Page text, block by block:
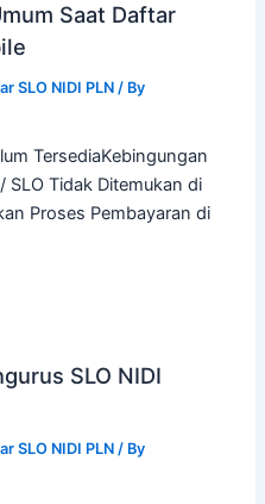
Saat Daftar
SLO NIDI PLN/ By
TersediaKebingungan
SLO Tidak Ditemukan di
Proses Pembayaran di
SLO NIDI
SLO NIDI PLN / By